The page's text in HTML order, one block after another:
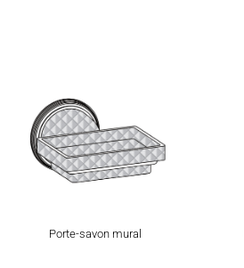
Porte-savon mural